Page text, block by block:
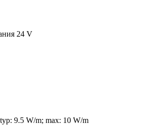
24 V
typ: 9.5 W/m; max: 10 W/m